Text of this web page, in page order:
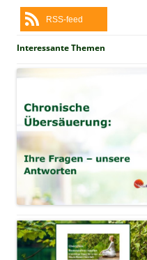
RSS-feed
Interessante Themen